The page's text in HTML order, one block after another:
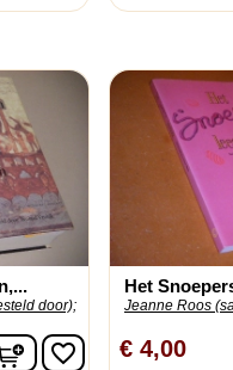
door);
In winkelwagen
favorite_border
Het
Jeanne Roos
€ 4,00